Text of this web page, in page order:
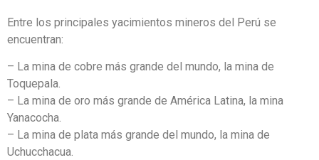
Entre los principales yacimientos mineros del Perú se
encuentran:
– La mina de cobre más grande del mundo, la mina de
Toquepala.
– La mina de oro más grande de América Latina, la mina
Yanacocha.
– La mina de plata más grande del mundo, la mina de
Uchucchacua.